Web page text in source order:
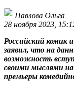
Павлова Ольга
28 ноября 2023,
Российский комик
заявил, что на
возможность
своими мыслями на
премьеры